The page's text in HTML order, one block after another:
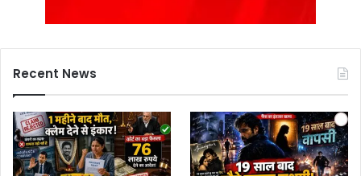
Recent News